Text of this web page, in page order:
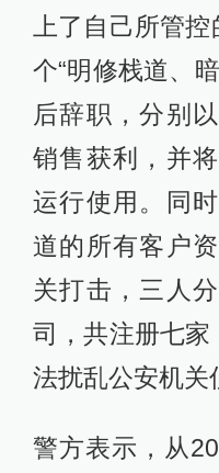
上了自己所管
个“明修栈道、
后辞职，分别
销售获利，并
运行使用。同
道的所有客户
关打击，三人
司，共注册七家
法扰乱公安机关
警方表示，从